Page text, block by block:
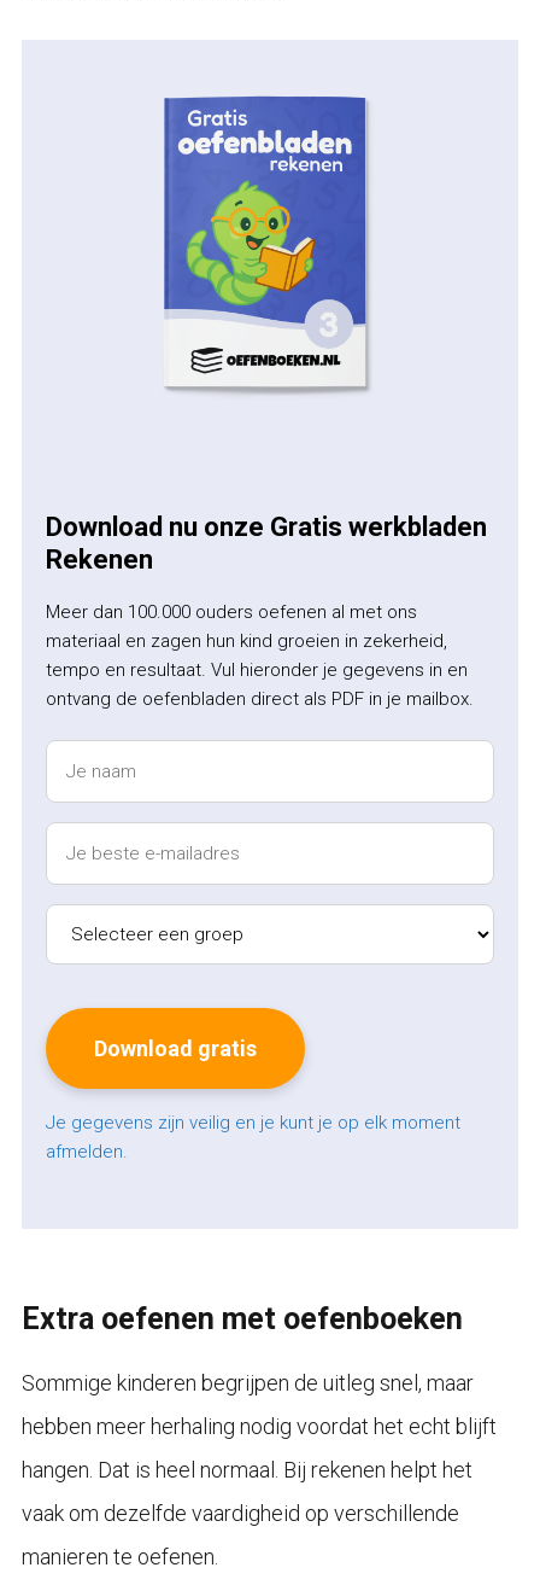
Download nu onze Gratis werkbladen
Rekenen
Meer dan 100.000 ouders oefenen al met ons
materiaal en zagen hun kind groeien in zekerheid,
tempo en resultaat. Vul hieronder je gegevens in en
ontvang de oefenbladen direct als PDF in je mailbox.
Je gegevens zijn veilig en je kunt je op elk moment
afmelden.
Extra oefenen met oefenboeken
Sommige kinderen begrijpen de uitleg snel, maar
hebben meer herhaling nodig voordat het echt blijft
hangen. Dat is heel normaal. Bij rekenen helpt het
vaak om dezelfde vaardigheid op verschillende
manieren te oefenen.